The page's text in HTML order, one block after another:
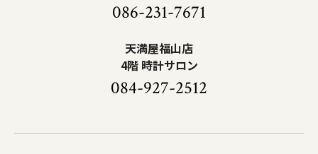
086-231-7671
天満屋福山店
4階 時計サロン
084-927-2512